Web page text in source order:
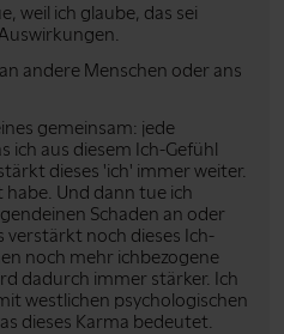
weil ich glaube, das sei
andere Menschen oder ans
gemeinsam: jede
ich aus diesem Ich-Gefühl
dieses 'ich' immer weiter.
habe. Und dann tue ich
Schaden an oder
verstärkt noch dieses Ich-
noch mehr ichbezogene
dadurch immer stärker. Ich
westlichen psychologischen
dieses Karma bedeutet.